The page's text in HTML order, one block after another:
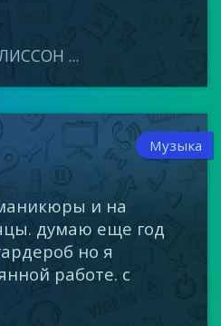
...
Музыка
и на
думаю еще год
но я
работе. с